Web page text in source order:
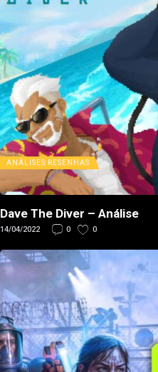
SOBRE NÓS
ANÁLISES RESENHAS
Dave The Diver – Análise
14/04/2022 0 0